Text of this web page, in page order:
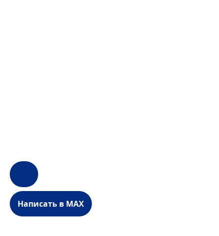
Написать в MAX